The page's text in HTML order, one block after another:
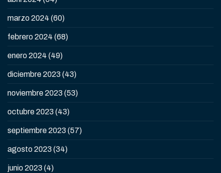
marzo 2024 (60)
febrero 2024 (68)
enero 2024 (49)
diciembre 2023 (43)
noviembre 2023 (53)
octubre 2023 (43)
septiembre 2023 (57)
agosto 2023 (34)
junio 2023 (4)